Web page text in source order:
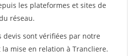
les plateformes et sites de
réseau.
devis sont vérifiées par notre
mise en relation à Trancliere.